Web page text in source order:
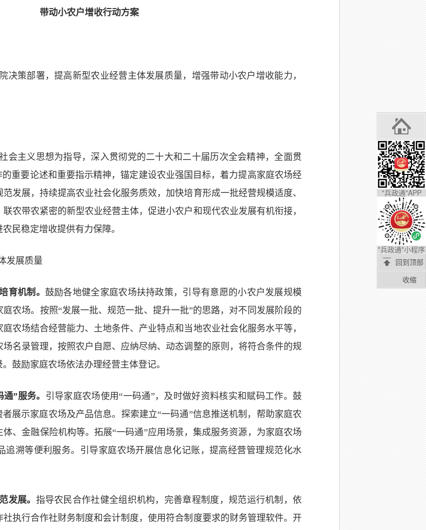
带动小农户增收行动方案
决策部署，提高新型农业经营主体发展质量，增强带动小农户增收能力，
会主义思想为指导，深入贯彻党的二十大和二十届历次全会精神，全面贯
重要论述和重要指示精神，锚定建设农业强国目标，着力提高家庭农场经
发展，持续提高农业社会化服务质效，加快培育形成一批经营规模适度、
农带农紧密的新型农业经营主体，促进小农户和现代农业发展有机衔接，
民稳定增收提供有力保障。
发展质量
育机制。 鼓励各地健全家庭农场扶持政策，引导有意愿的小农户发展规模
庭农场。按照“发展一批、规范一批、提升一批”的思路，对不同发展阶段的
农场结合经营能力、土地条件、产业特点和当地农业社会化服务水平等，
名录管理，按照农户自愿、应纳尽纳、动态调整的原则，将符合条件的规
鼓励家庭农场依法办理经营主体登记。
通”服务。 引导家庭农场使用“一码通”，及时做好资料核实和赋码工作。鼓
展示家庭农场及产品信息。探索建立“一码通”信息推送机制，帮助家庭农
、金融保险机构等。拓展“一码通”应用场景，集成服务资源，为家庭农场
追溯等便利服务。引导家庭农场开展信息化记账，提高经营管理规范化水
发展。 指导农民合作社健全组织机构，完善章程制度，规范运行机制，依
执行合作社财务制度和会计制度，使用符合制度要求的财务管理软件。开
"兵政通"APP
"兵政通"小程序
回到顶部
收缩